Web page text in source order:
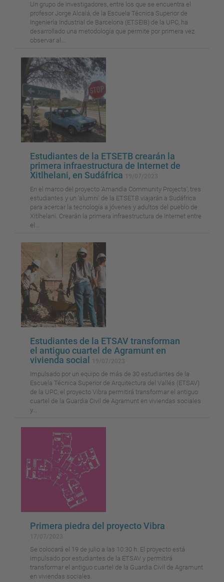
Un grupo de investigadores, entre los que se encuentra el
profesor Jorge Alcalá, de la Escuela Técnica Superior de
Ingeniería Industrial de Barcelona (ETSEIB) de la UPC, ha
desarrollado una metodología que permite por primera vez
observar al...
Estudiantes de la ETSETB crearán la
primera infraestructura de Internet de
Xitlhelani, en Sudáfrica
En el marco del proyecto 'Amandla Community Projects', tres
estudiantes y un 'alumni' de la ETSETB viajarán a Sudáfrica
para acercar la tecnología a jóvenes y adultos del pueblo de
Xitlhelani. Crearán la primera infraestructura de Internet entre
el...
Estudiantes de la ETSAV transforman
el antiguo cuartel de Agramunt en
vivienda social
Impulsado por un equipo de más de 30 estudiantes de la
Escuela Técnica Superior de Arquitectura del Vallés (ETSAV)
de la UPC, el proyecto Vibra permitirá transformar el antiguo
cuartel de la Guardia Civil de Agramunt en viviendas sociales
y...
Primera piedra del proyecto Vibra
Se colocará el 19 de julio a las 10:30 h. El proyecto está
impulsado por estudiantes de la ETSAV y permitirá
transformar el antiguo cuartel de la Guardia Civil de Agramunt
en viviendas sociales.